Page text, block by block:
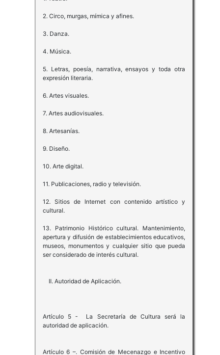
2. Circo, murgas, mímica y afines.
3. Danza.
4. Música.
5. Letras, poesía, narrativa, ensayos y toda otra
expresión literaria.
6. Artes visuales.
7. Artes audiovisuales.
8. Artesanías.
9. Diseño.
10. Arte digital.
11. Publicaciones, radio y televisión.
12. Sitios de Internet con contenido artístico y
cultural.
13. Patrimonio Histórico cultural. Mantenimiento,
apertura y difusión de establecimientos educativos,
museos, monumentos y cualquier sitio que pueda
ser considerado de interés cultural.
II. Autoridad de Aplicación.
Artículo 5 - La Secretaría de Cultura será la
autoridad de aplicación.
Artículo 6 –. Comisión de Mecenazgo e Incentivo